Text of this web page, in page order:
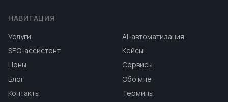
НАВИГАЦИЯ
Услуги
AI-автоматизация
SEO-ассистент
Кейсы
Цены
Сервисы
Блог
Обо мне
Контакты
Термины